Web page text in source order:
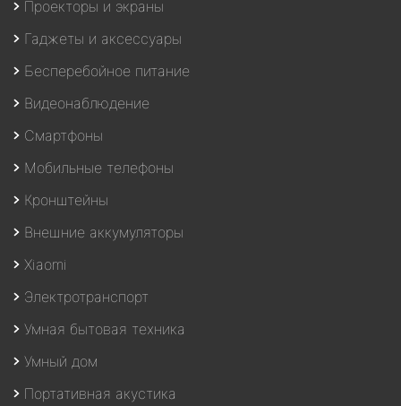
Проекторы и экраны
Гаджеты и аксессуары
Бесперебойное питание
Видеонаблюдение
Смартфоны
Мобильные телефоны
Кронштейны
Внешние аккумуляторы
Xiaomi
Электротранспорт
Умная бытовая техника
Умный дом
Портативная акустика